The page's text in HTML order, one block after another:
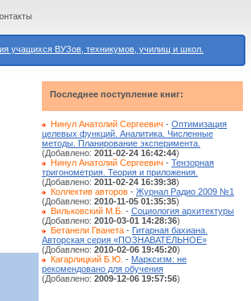
учащихся ВУЗов, техникумов, училищ и школ.
Последнее поступление книг:
Нинул Анатолий Сергеевич - Оптимизация
целевых функций. Аналитика. Численные
методы. Планирование эксперимента.
(Добавлено: 2011-02-24 16:42:44)
Нинул Анатолий Сергеевич - Тензорная
тригонометрия. Теория и приложения.
(Добавлено: 2011-02-24 16:39:38)
Коллектив авторов - Журнал Радио 2009 №1
(Добавлено: 2010-11-05 01:35:35)
Вильковский М.Б. - Социология архитектуры
(Добавлено: 2010-03-01 14:28:36)
Бетанели Гванета - Гитарная бахиана.
Авторская серия «ПОЗНАВАТЕЛЬНОЕ»
(Добавлено: 2010-02-06 19:45:20)
Кагарлицкий Б.Ю. - Марксизм: не
рекомендовано для обучения
(Добавлено: 2009-12-06 19:57:56)